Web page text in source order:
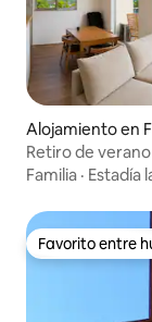
Alojamiento en
Retiro de
dormitorios
Familia · Estadía
Favorito entre
Favorito entre